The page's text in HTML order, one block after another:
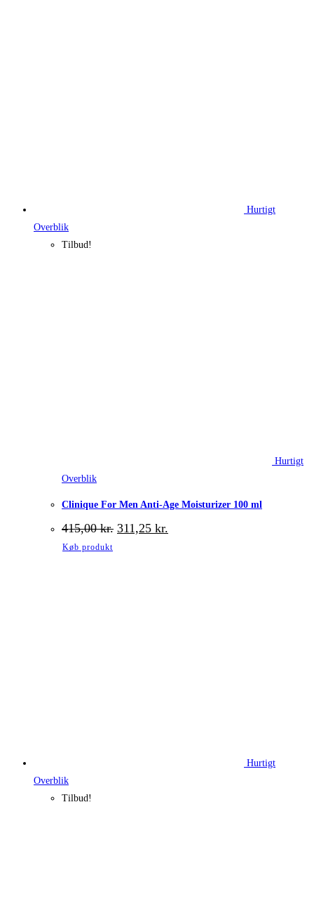
Hurtigt
Overblik
Tilbud!
Hurtigt
Overblik
Clinique For Men Anti-Age Moisturizer 100 ml
415,00kr. Den
oprindelige
311,25 kr.
aktuelle
Køb produkt
Hurtigt
Overblik
Tilbud!